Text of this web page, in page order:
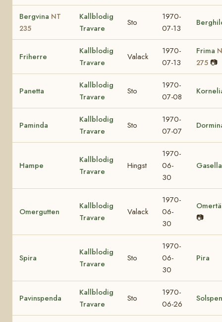
Bergvina NT
235
Kallblodig
Travare
Sto
1970-
07-13
Friherre
Kallblodig
Travare
Valack
1970-
07-13
Frima
275 📷
Panetta
Kallblodig
Travare
Sto
1970-
07-08
Paminda
Kallblodig
Travare
Sto
1970-
07-07
Hampe
Kallblodig
Travare
Hingst
1970-
06-
30
Gasella
Omergutten
Kallblodig
Travare
Valack
1970-
06-
30
📷
Spira
Kallblodig
Travare
Sto
1970-
06-
30
Pira
Pavinspenda
Kallblodig
Travare
Sto
1970-
06-26